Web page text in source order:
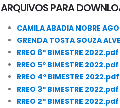
ARQUIVOS PARA
CAMILA ABADIA NOBRE
GRENDA TOSTA SOUZA
RREO 6º BIMESTRE
RREO 5º BIMESTRE
RREO 4º BIMESTRE
RREO 3º BIMESTRE
RREO 2º BIMESTRE